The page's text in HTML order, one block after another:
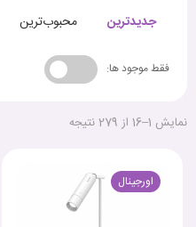
جدیدترین محبوب‌ترین
فقط موجود ها:
نمایش 1–16 از 279 نتیجه
اورجینال